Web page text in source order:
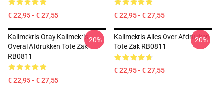
€ 22,95 - € 27,55 € 22,95 - € 27,55
Kallmekris Otay Kallmekris
Overal Afdrukken Tote Zak
RB0811
€ 22,95 - € 27,55
-20%
Kallmekris Alles Over Afdrukken
Tote Zak RB0811
€ 22,95 - € 27,55
-20%